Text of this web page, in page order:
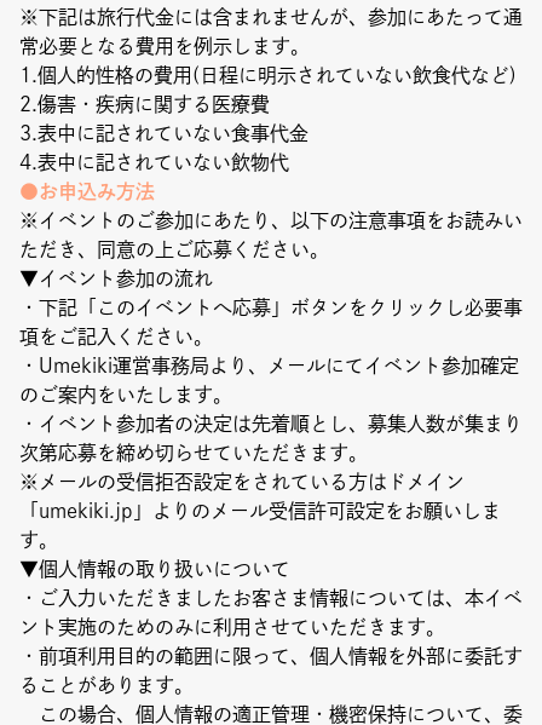
※下記は旅行代金には含まれませんが、参加にあたって通
常必要となる費用を例示します。
1.個人的性格の費用(日程に明示されていない飲食代など)
2.傷害・疾病に関する医療費
3.表中に記されていない食事代金
4.表中に記されていない飲物代
●お申込み方法
※イベントのご参加にあたり、以下の注意事項をお読みい
ただき、同意の上ご応募ください。
▼イベント参加の流れ
・下記「このイベントへ応募」ボタンをクリックし必要事
項をご記入ください。
・Umekiki運営事務局より、メールにてイベント参加確定
のご案内をいたします。
・イベント参加者の決定は先着順とし、募集人数が集まり
次第応募を締め切らせていただきます。
※メールの受信拒否設定をされている方はドメイン
「umekiki.jp」よりのメール受信許可設定をお願いしま
す。
▼個人情報の取り扱いについて
・ご入力いただきましたお客さま情報については、本イベ
ント実施のためのみに利用させていただきます。
・前項利用目的の範囲に限って、個人情報を外部に委託す
ることがあります。
この場合、個人情報の適正管理・機密保持について、委